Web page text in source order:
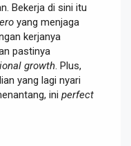
Bekerja di sini itu
yang menjaga
kerjanya
pastinya
growth . Plus,
yang lagi nyari
ini perfect